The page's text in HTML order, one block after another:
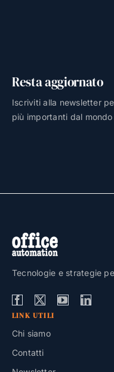
Resta aggiornato
Iscriviti alla newsletter
più importanti dal mondo
Tecnologie e strategie
LINK UTILI
Chi siamo
Contatti